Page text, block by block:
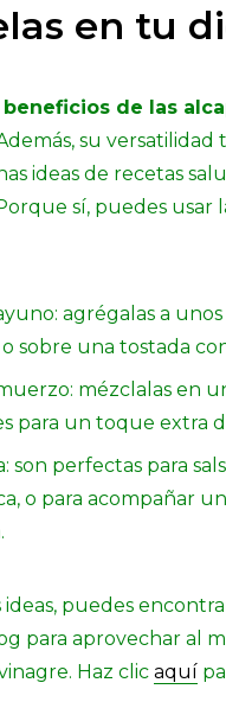
en tu
beneficios de las
su versatilidad
ideas de recetas
sí, puedes usar
agrégalas a
o sobre una tostada
mézclalas en
para un toque extra
son perfectas para
o para acompañar
ideas, puedes
para aprovechar al
Haz clic aquí